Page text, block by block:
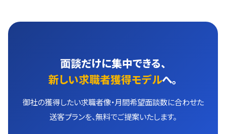
面談だけに集中できる、
新しい求職者獲得モデルへ。
御社の獲得したい求職者像・月間希望面談数に合わせた
送客プランを、無料でご提案いたします。